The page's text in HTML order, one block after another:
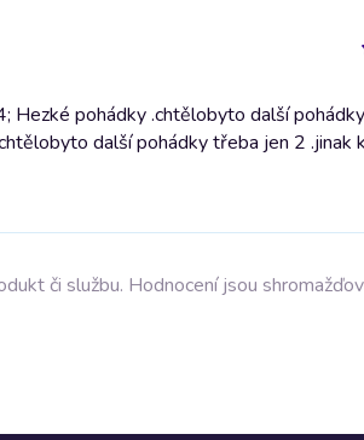
4; Hezké pohádky .chtělobyto další
další pohádky třeba jen 2 .jinak
či službu. Hodnocení jsou